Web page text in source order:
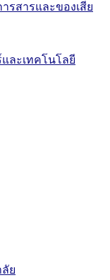
รสารและของเสีย
ละเทคโนโลยี
ย